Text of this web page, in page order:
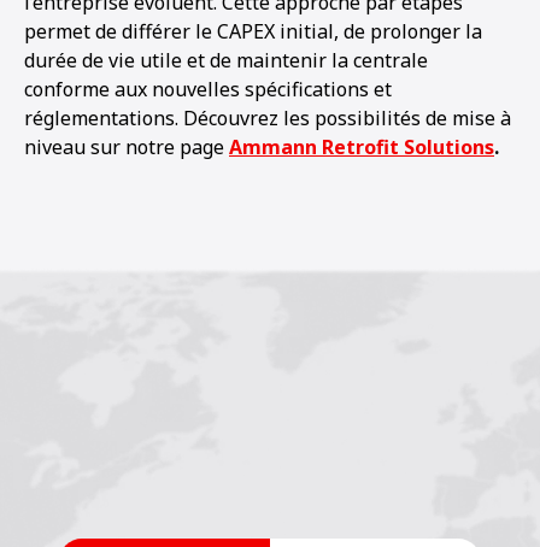
permet de différer le CAPEX initial, de prolonger la
durée de vie utile et de maintenir la centrale
conforme aux nouvelles spécifications et
réglementations. Découvrez les possibilités de mise à
niveau sur notre pageAmmann Retrofit Solutions.